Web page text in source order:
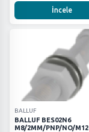
KEYENCE
METE
PHOENİX
Parker
SCHNEİNDER
SIEMENS
Wago
İncele
BALLUF
BALLUF BES02N6
M8/2MM/PNP/NO/